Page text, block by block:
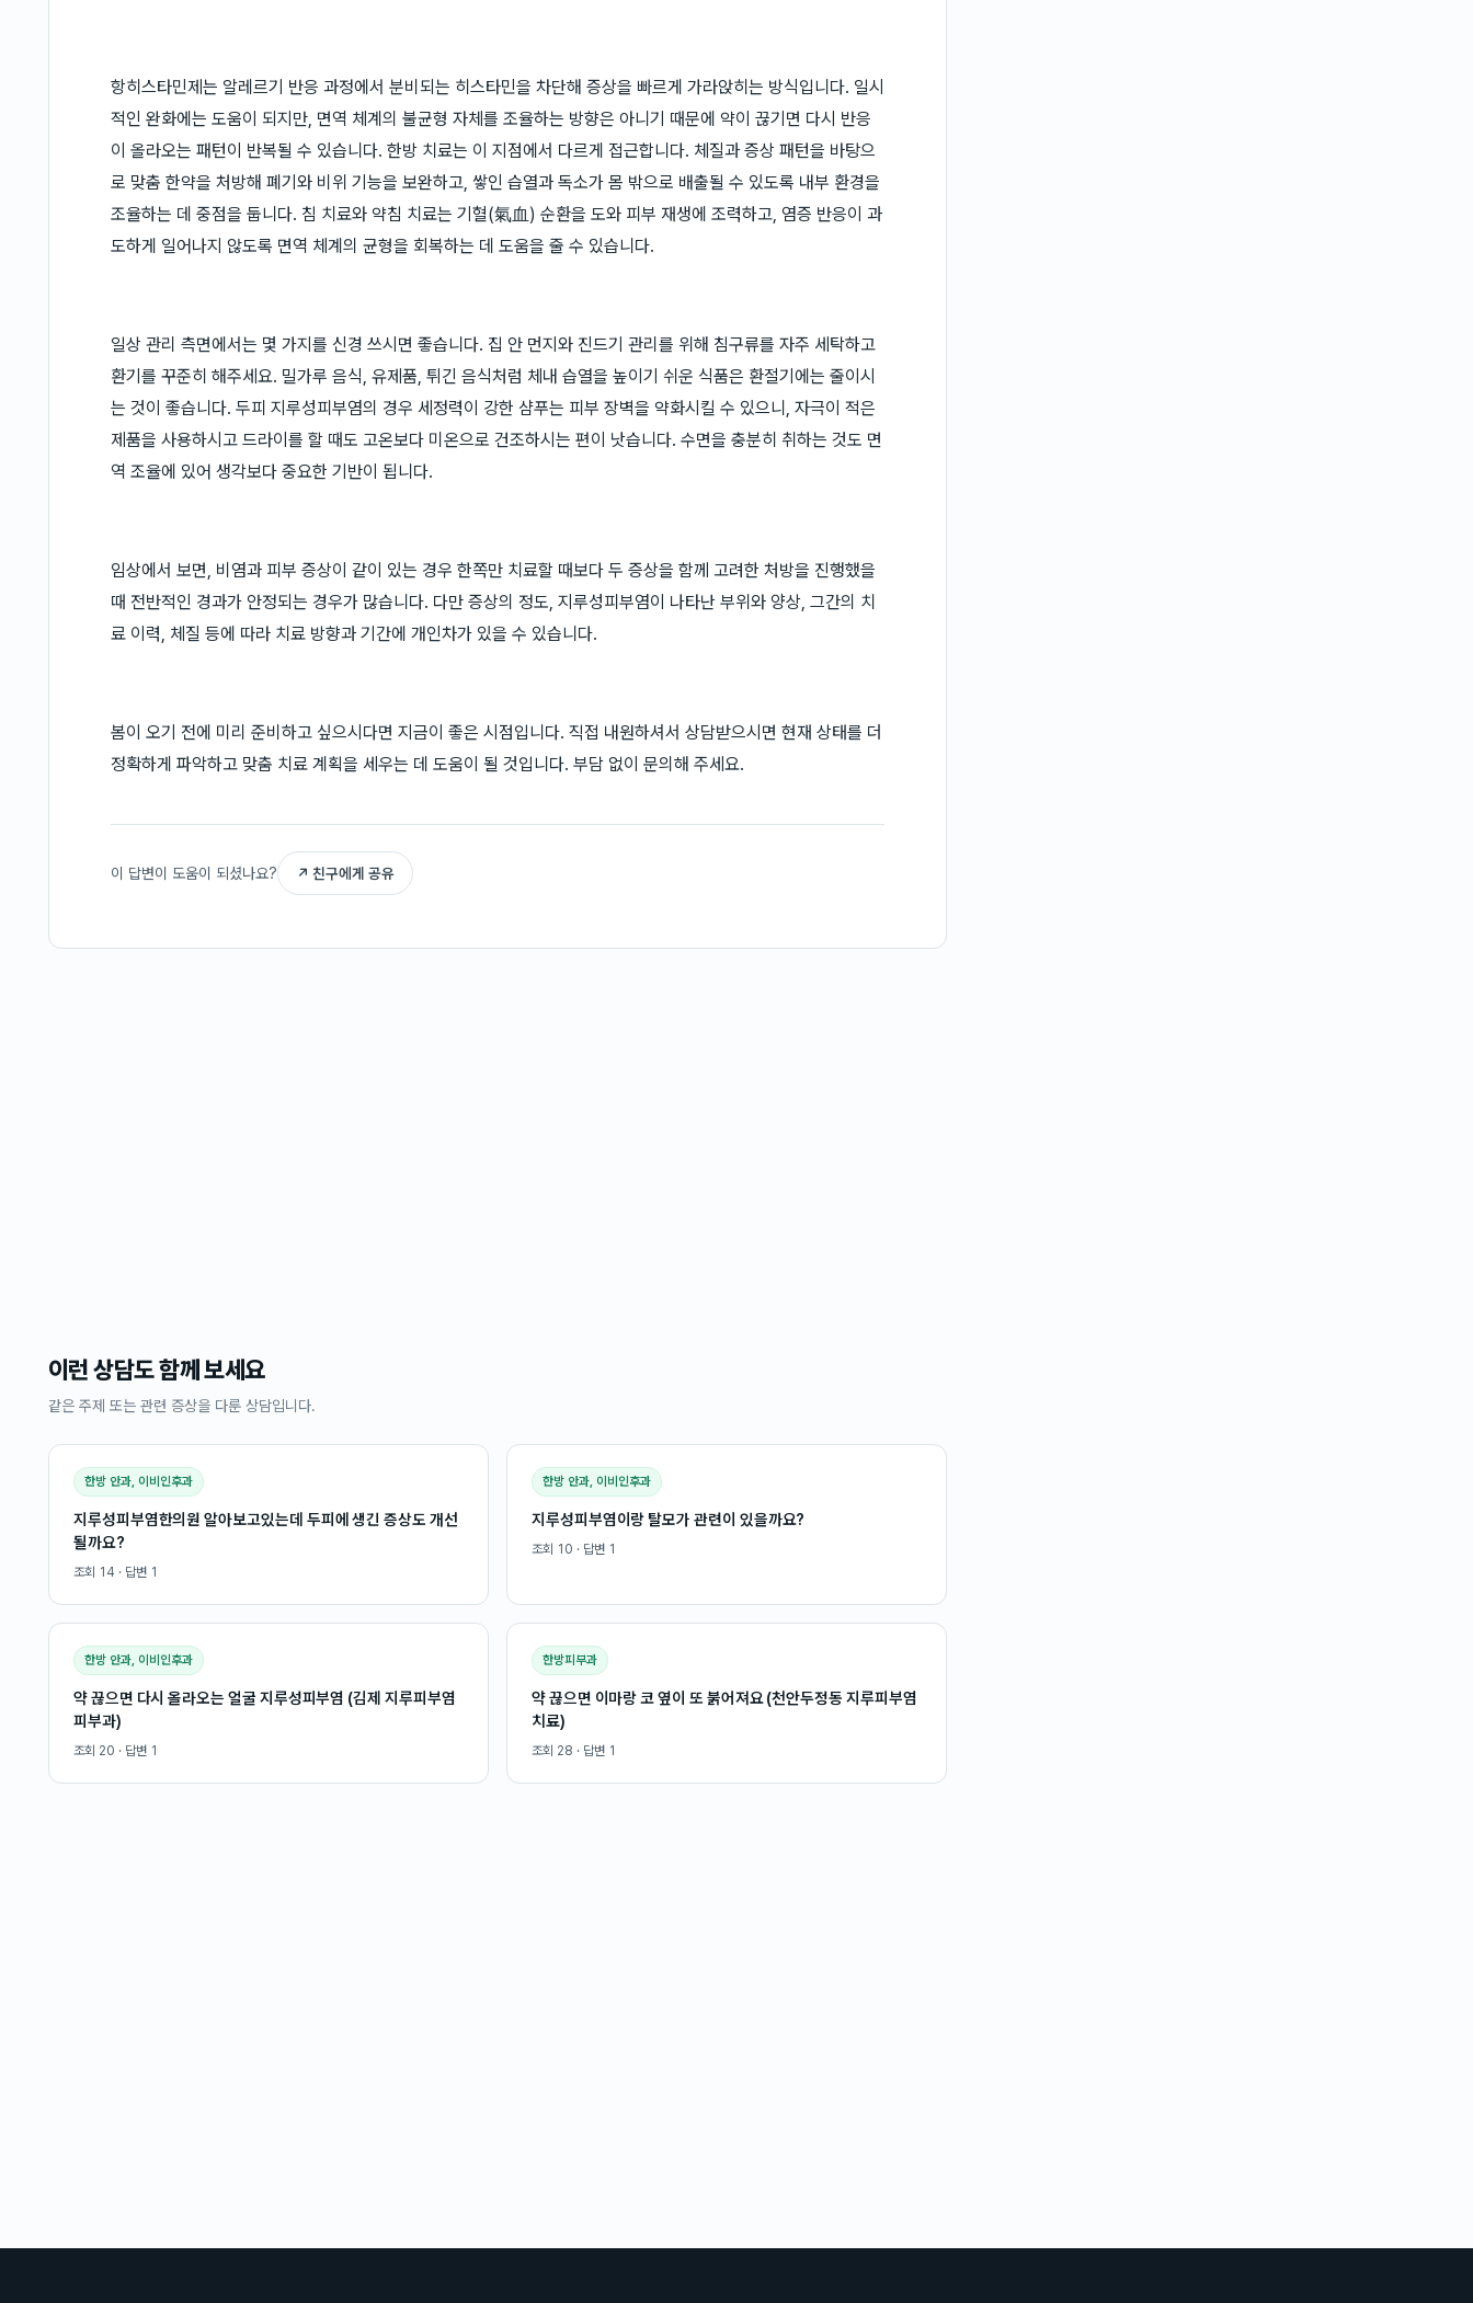
항히스타민제는 알레르기 반응 과정에서 분비되는 히스타민을 차단해 증상을 빠르게 가라앉히는 방식입니다. 일시
적인 완화에는 도움이 되지만, 면역 체계의 불균형 자체를 조율하는 방향은 아니기 때문에 약이 끊기면 다시 반응
이 올라오는 패턴이 반복될 수 있습니다. 한방 치료는 이 지점에서 다르게 접근합니다. 체질과 증상 패턴을 바탕으
로 맞춤 한약을 처방해 폐기와 비위 기능을 보완하고, 쌓인 습열과 독소가 몸 밖으로 배출될 수 있도록 내부 환경을
조율하는 데 중점을 둡니다. 침 치료와 약침 치료는 기혈(氣血) 순환을 도와 피부 재생에 조력하고, 염증 반응이 과
도하게 일어나지 않도록 면역 체계의 균형을 회복하는 데 도움을 줄 수 있습니다.
일상 관리 측면에서는 몇 가지를 신경 쓰시면 좋습니다. 집 안 먼지와 진드기 관리를 위해 침구류를 자주 세탁하고
환기를 꾸준히 해주세요. 밀가루 음식, 유제품, 튀긴 음식처럼 체내 습열을 높이기 쉬운 식품은 환절기에는 줄이시
는 것이 좋습니다. 두피 지루성피부염의 경우 세정력이 강한 샴푸는 피부 장벽을 약화시킬 수 있으니, 자극이 적은
제품을 사용하시고 드라이를 할 때도 고온보다 미온으로 건조하시는 편이 낫습니다. 수면을 충분히 취하는 것도 면
역 조율에 있어 생각보다 중요한 기반이 됩니다.
임상에서 보면, 비염과 피부 증상이 같이 있는 경우 한쪽만 치료할 때보다 두 증상을 함께 고려한 처방을 진행했을
때 전반적인 경과가 안정되는 경우가 많습니다. 다만 증상의 정도, 지루성피부염이 나타난 부위와 양상, 그간의 치
료 이력, 체질 등에 따라 치료 방향과 기간에 개인차가 있을 수 있습니다.
봄이 오기 전에 미리 준비하고 싶으시다면 지금이 좋은 시점입니다. 직접 내원하셔서 상담받으시면 현재 상태를 더
정확하게 파악하고 맞춤 치료 계획을 세우는 데 도움이 될 것입니다. 부담 없이 문의해 주세요.
이 답변이 도움이 되셨나요? ↗ 친구에게 공유
이런 상담도 함께 보세요
같은 주제 또는 관련 증상을 다룬 상담입니다.
한방 안과, 이비인후과
지루성피부염한의원 알아보고있는데 두피에 생긴 증상도 개선
될까요?
조회 14 · 답변 1
한방 안과, 이비인후과
지루성피부염이랑 탈모가 관련이 있을까요?
조회 10 · 답변 1
한방 안과, 이비인후과
약 끊으면 다시 올라오는 얼굴 지루성피부염 (김제 지루피부염
피부과)
조회 20 · 답변 1
한방피부과
약 끊으면 이마랑 코 옆이 또 붉어져요 (천안두정동 지루피부염
치료)
조회 28 · 답변 1